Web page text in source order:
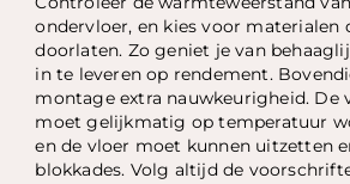
ondervloer, en kies voor materialen
doorlaten. Zo geniet je van
in te leveren op rendement.
montage extra nauwkeurigheid. De
moet gelijkmatig op temperatuur
en de vloer moet kunnen uitzetten
blokkades. Volg altijd de